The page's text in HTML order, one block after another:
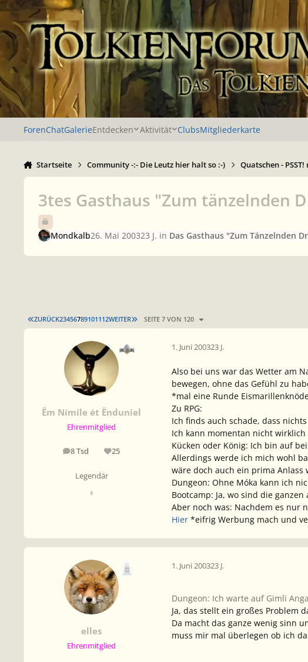
Zu Inhalt springen
ForenChatGalerieEntdecken Aktivität ClubsMitgliederkarte
Startseite Community -:- Die Leutz hier halt so :-) Quatschen -
3tes Gasthaus "Zum tänzelnden
Mondkalb26. Mai 200323 J. in Das Gasthaus "Zum Tänzelnden
ERSTE SEITE
ZURÜCK23456789101112WEITER LETZTE SEITE
SEITE 7 VON 120
Êm Nímíle ét Ënduníel
Ehrenmitglied
8 Tsd
Beiträge 25
Reputation
Legendär
♀
1. Juni 200323 J.
Also bei uns war das Wetter am
bewegen, ohne das Gefühl zu
*mal eine Runde
Zu RPG:
Ich finds auch schade, dass
Ich kann momentan nicht wirklich
Kücken oder König: Ich bin auf
Allerdings werde ich mich wohl
wäre doch auch ein prima
Dungeon: Ohne Móka kann ich
Bootcamp: Ja, wo sind die
Aber noch was: Nachdem es nur
Hier *eifrig Werbung mach und
elles
Ehrenmitglied
1. Juni 200323 J.
Dungeon: Ich warte auf Gimli
Ja, das stellt ein großes Problem
Da macht das ganze wenig sinn
muss mir mal überlegen ob ich